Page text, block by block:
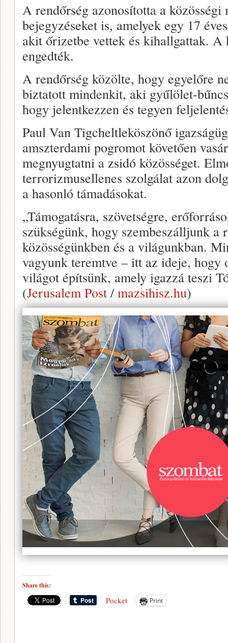
A rendőrség azonosította a közösségi
bejegyzéseket is, amelyek egy 17
akit őrizetbe vettek és kihallgattak. A
engedték.
A rendőrség közölte, hogy egyelőre
biztatott mindenkit, aki gyűlölet-
hogy jelentkezzen és tegyen
Paul Van Tigcheltleköszönő
amszterdami pogromot követően
megnyugtatni a zsidó közösséget.
terrorizmusellenes szolgálat azon
a hasonló támadásokat.
„Támogatásra, szövetségre,
szükségünk, hogy szembeszálljunk a
közösségünkben és a világunkban.
vagyunk teremtve – itt az ideje, hogy
világot építsünk, amely igazzá teszi
(Jerusalem Post /mazsihisz.hu)
Share this:
Pocket Print